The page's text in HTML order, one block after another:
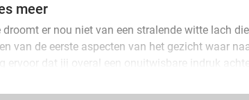
meer
droomt er nou niet van een stralende witte lach
van de eerste aspecten van het gezicht waar
ervoor dat jij overal een onuitwisbare indruk